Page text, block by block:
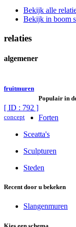
Bekijk alle
Bekijk in boom
relaties
algemener
fruitmuren
[ ID : 792 ]
concept
Populair in
Forten
Sceatta's
Sculpturen
Steden
Recent door u bekeken
Slangenmuren